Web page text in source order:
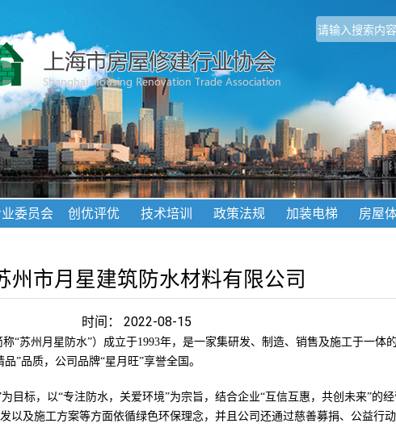
委员会 创优评优 技术培训 政策法规 加装电梯 房屋
州市月星建筑防水材料有限公司
时间： 2022-08-15
“苏州月星防水”）成立于1993年，是一家集研发、制造、销售及施工于一体
”品质，公司品牌“星月旺”享誉全国。
目标，以“专注防水，关爱环境”为宗旨，结合企业“互信互惠，共创未来”的
以及施工方案等方面依循绿色环保理念，并且公司还通过慈善募捐、公益行